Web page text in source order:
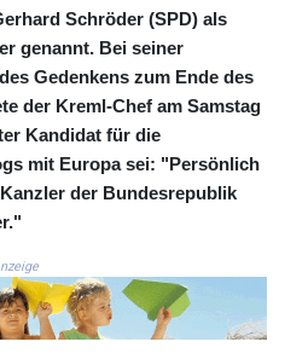
DOP 67.289164
DZD 152.967099
EGP 57.380687
FJD 2.553384
FKP 0.857252
GBP 0.858527
GEL 3.017966
GHS 13.526832
GIP 0.857252
GMD 84.980421
Schröder (SPD) als
genannt. Bei seiner
Gedenkens zum Ende des
der Kreml-Chef am Samstag
Kandidat für die
mit Europa sei: "Persönlich
der Bundesrepublik